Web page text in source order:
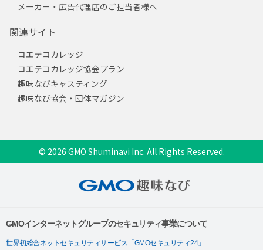
メーカー・広告代理店のご担当者様へ
関連サイト
コエテコカレッジ
コエテコカレッジ協会プラン
趣味なびキャスティング
趣味なび協会・団体マガジン
© 2026 GMO Shuminavi Inc. All Rights Reserved.